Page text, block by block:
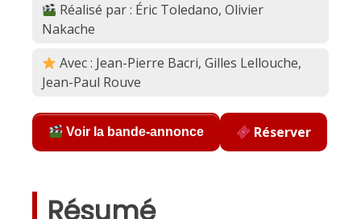
Réalisé par : Éric Toledano, Olivier
Nakache
Avec : Jean-Pierre Bacri, Gilles Lellouche,
Jean-Paul Rouve
Voir la bande-annonce Réserver